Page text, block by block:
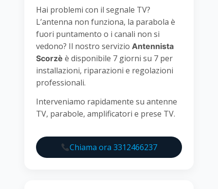
Hai problemi con il segnale TV?
L’antenna non funziona, la parabola è
fuori puntamento o i canali non si
vedono? Il nostro servizio Antennista
Scorzè è disponibile 7 giorni su 7 per
installazioni, riparazioni e regolazioni
professionali.
Interveniamo rapidamente su antenne
TV, parabole, amplificatori e prese TV.
Chiama ora 3312466237